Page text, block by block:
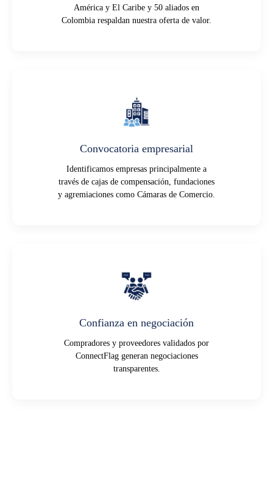
América y El Caribe y 50 aliados en
Colombia respaldan nuestra oferta de valor.
Convocatoria empresarial
Identificamos empresas principalmente a
través de cajas de compensación, fundaciones
y agremiaciones como Cámaras de Comercio.
Confianza en negociación
Compradores y proveedores validados por
ConnectFlag generan negociaciones
transparentes.